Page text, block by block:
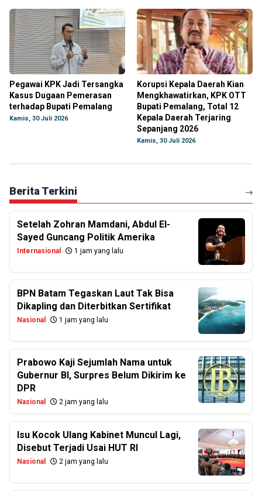
Pegawai KPK Jadi Tersangka
Kasus Dugaan Pemerasan
terhadap Bupati Pemalang
Kamis, 30 Juli 2026
Korupsi Kepala Daerah Kian
Mengkhawatirkan, KPK OTT
Bupati Pemalang, Total 12
Kepala Daerah Terjaring
Sepanjang 2026
Kamis, 30 Juli 2026
Berita Terkini
Setelah Zohran Mamdani, Abdul El-
Sayed Guncang Politik Amerika
Internasional 1 jam yang lalu
BPN Batam Tegaskan Laut Tak Bisa
Dikapling dan Diterbitkan Sertifikat
Nasional 1 jam yang lalu
Prabowo Kaji Sejumlah Nama untuk
Gubernur BI, Surpres Belum Dikirim ke
DPR
Nasional 2 jam yang lalu
Isu Kocok Ulang Kabinet Muncul Lagi,
Disebut Terjadi Usai HUT RI
Nasional 2 jam yang lalu